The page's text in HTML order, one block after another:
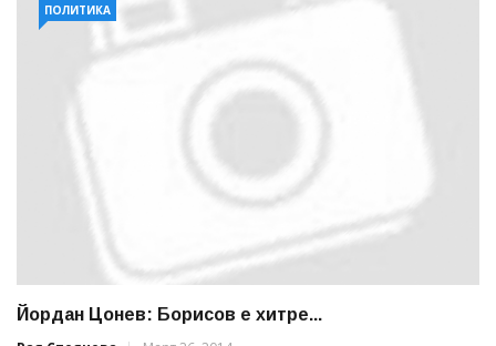
ПОЛИТИКА
Йордан Цонев: Борисов е хитре...